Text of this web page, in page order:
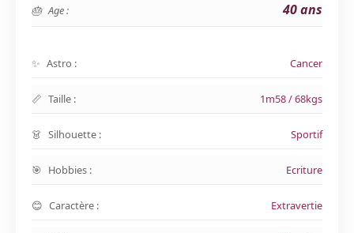
Age : 40 ans
Astro : Cancer
Taille : 1m58 / 68kgs
Silhouette : Sportif
Hobbies : Ecriture
Caractère : Extravertie